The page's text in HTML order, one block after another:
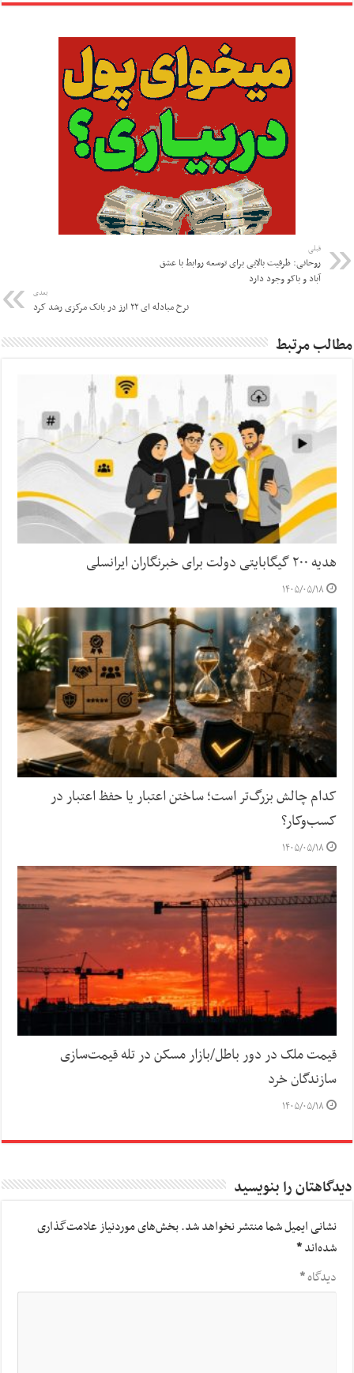
قبلی
روحانی: ظرفیت بالایی برای توسعه روابط با عشق
آباد و باکو وجود دارد
بعدی
نرخ مبادله ای ۲۲ ارز در بانک مرکزی رشد کرد
مطالب مرتبط
هدیه ۲۰۰ گیگابایتی دولت برای خبرنگاران ایرانسلی
۱۴۰۵/۰۵/۱۸
کدام چالش بزرگ‌تر است؛ ساختن اعتبار یا حفظ اعتبار در
کسب‌وکار؟
۱۴۰۵/۰۵/۱۸
قیمت ملک در دور باطل/بازار مسکن در تله قیمت‌سازی
سازندگان خرد
۱۴۰۵/۰۵/۱۸
دیدگاهتان را بنویسید
نشانی ایمیل شما منتشر نخواهد شد.بخش‌های موردنیاز علامت‌گذاری
شده‌اند*
دیدگاه*